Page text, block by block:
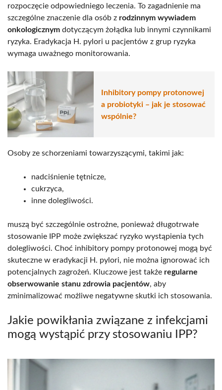
rozpoczęcie odpowiedniego leczenia. To zagadnienie ma
szczególne znaczenie dla osób z rodzinnym wywiadem
onkologicznym dotyczącym żołądka lub innymi czynnikami
ryzyka. Eradykacja H. pylori u pacjentów z grup ryzyka
wymaga uważnego monitorowania.
Inhibitory pompy protonowej
a probiotyki – jak je stosować
wspólnie?
Osoby ze schorzeniami towarzyszącymi, takimi jak:
nadciśnienie tętnicze,
cukrzyca,
inne dolegliwości.
muszą być szczególnie ostrożne, ponieważ długotrwałe
stosowanie IPP może zwiększać ryzyko wystąpienia tych
dolegliwości. Choć inhibitory pompy protonowej mogą być
skuteczne w eradykacji H. pylori, nie można ignorować ich
potencjalnych zagrożeń. Kluczowe jest także regularne
obserwowanie stanu zdrowia pacjentów, aby
zminimalizować możliwe negatywne skutki ich stosowania.
Jakie powikłania związane z infekcjami
mogą wystąpić przy stosowaniu IPP?